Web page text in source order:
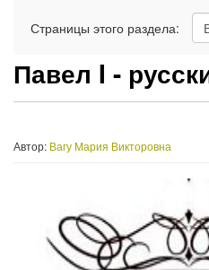
Страницы этого раздела:
Павел I -
Автор: Вагу Мария Викторовна